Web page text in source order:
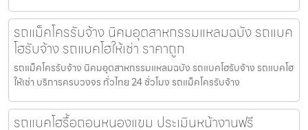
รถแม็คโครรับจ้าง นิคมอุตสาหกรรมแหลมฉบัง รถแบค
โฮรับจ้าง รถแบคโฮให้เช่า ราคาถูก
รถแม็คโครรับจ้าง นิคมอุตสาหกรรมแหลมฉบัง รถแบคโฮรับจ้าง รถแบคโฮ
ให้เช่า บริการครบวงจร ทั่วไทย 24 ชั่วโมง รถแม็คโครรับจ้าง
รถแบคโฮรื้อถอนหนองแขม ประเมินหน้างานฟรี